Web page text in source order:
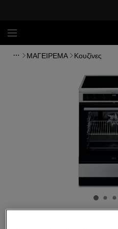
ΜΑΓΕΙΡΕΜΑ Κουζίνες